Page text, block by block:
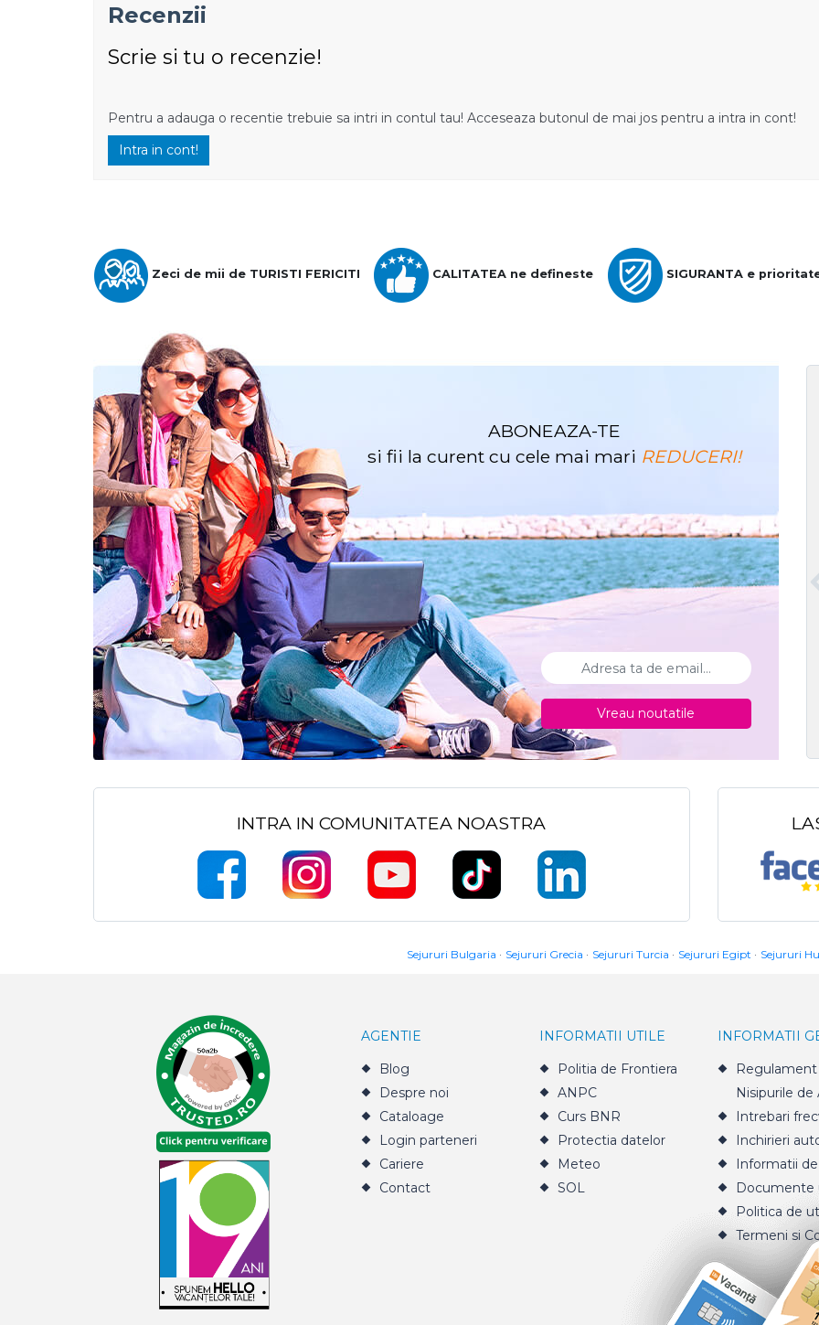
Recenzii
Scrie si tu o recenzie!
Pentru a adauga o recentie trebuie sa intri in contul tau! Acceseaza butonul de mai jos pentru a intra in cont!
Intra in cont!
Zeci de mii de TURISTI FERICITI CALITATEA ne defineste SIGURANTA e
ABONEAZA-TE
si fii la curent cu cele mai mari REDUCERI!
Vreau noutatile
INTRA IN COMUNITATEA NOASTRA
Sejururi Bulgaria Sejururi Grecia Sejururi Turcia Sejururi Egipt Sejururi
AGENTIE
Blog
Despre noi
Cataloage
Login parteneri
Cariere
Contact
INFORMATII UTILE
Politia de Frontiera
ANPC
Curs BNR
Protectia datelor
Meteo
SOL
INFORMATII
Regulament
Nisipurile de
Intrebari
Inchirieri
Informatii
Documente
Politica de
Termeni si